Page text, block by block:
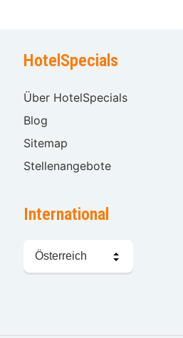
HotelSpecials
Über HotelSpecials
Blog
Sitemap
Stellenangebote
International
Sprache
wählen